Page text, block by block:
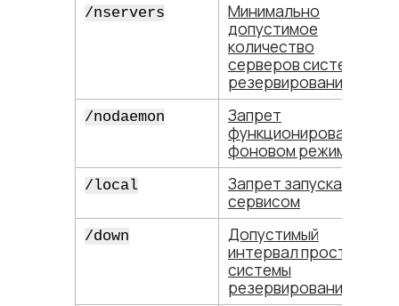
/nservers
Минимально
допустимое
количество
серверов системы
резервирования
/nodaemon
Запрет
функционирования в
фоновом режиме
/local
Запрет запуска
сервисом
/down
Допустимый
интервал простоя
системы
резервирования